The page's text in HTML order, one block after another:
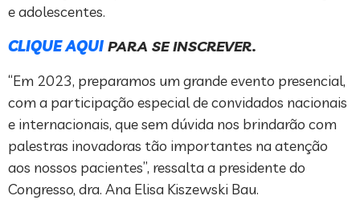
e adolescentes.
CLIQUE AQUI PARA SE INSCREVER.
“Em 2023, preparamos um grande evento presencial,
com a participação especial de convidados nacionais
e internacionais, que sem dúvida nos brindarão com
palestras inovadoras tão importantes na atenção
aos nossos pacientes”, ressalta a presidente do
Congresso, dra. Ana Elisa Kiszewski Bau.